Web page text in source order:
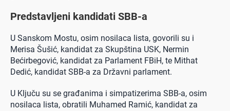
Predstavljeni kandidati SBB-a
U Sanskom Mostu, osim nosilaca lista, govorili su i
Merisa Šušić, kandidat za Skupština USK, Nermin
Bećirbegović, kandidat za Parlament FBiH, te Mithat
Dedić, kandidat SBB-a za Državni parlament.
U Ključu su se građanima i simpatizerima SBB-a, osim
nosilaca lista, obratili Muhamed Ramić, kandidat za